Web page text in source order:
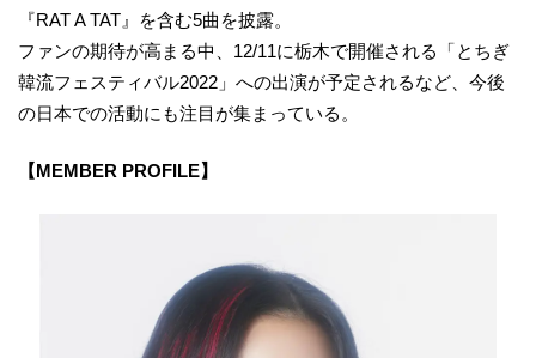
『RAT A TAT』を含む5曲を披露。
ファンの期待が高まる中、12/11に栃木で開催される「とちぎ
韓流フェスティバル2022」への出演が予定されるなど、今後
の日本での活動にも注目が集まっている。
【MEMBER PROFILE】